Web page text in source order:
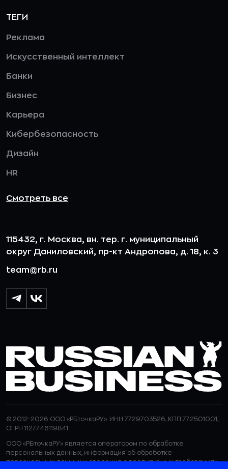
ТЕГИ
Реклама
Искусственный интеллект
Банки
Бизнес
Карьера
Кибербезопасность
Дизайн
HR
Смотреть все
115432, г. Москва, вн. тер. г. муниципальный
округ Даниловский, пр-кт Андропова, д. 18, к. 3
team@rb.ru
© 2012-2026 ООО «РБточкаРУ». ИНН 7729703526, КПП 772501001,
ОГРН 1127746119841
ООО «РБточкаРУ» является оператором по обработке
персональных данных, информация об обработке
персональных данных и сведения о реализуемых требованиях